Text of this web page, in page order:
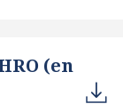
(en